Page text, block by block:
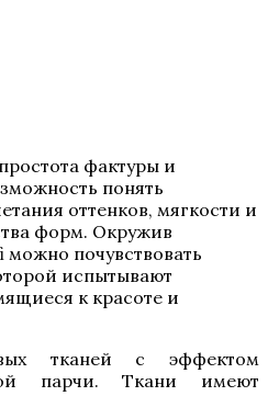
фактуры и
понять
оттенков, мягкости и
форм. Окружив
можно почувствовать
испытывают
к красоте и
тканей с эффектом
парчи. Ткани имеют